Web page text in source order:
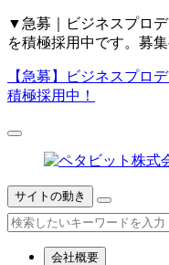
▼ 急募｜ビジネスプロ
を積極採用中です。募
【急募】
ビジネスプロ
積極採用中！
サイトの動き
会社概要